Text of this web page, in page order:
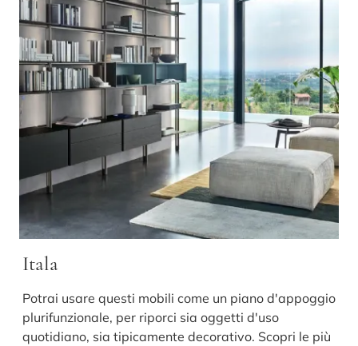
Itala
Potrai usare questi mobili come un piano d'appoggio
plurifunzionale, per riporci sia oggetti d'uso
quotidiano, sia tipicamente decorativo. Scopri le più